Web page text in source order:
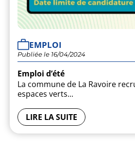
JE
EMPLOI
Publiée le 16/04/2024
Emploi d’été
La commune de La Ravoire
espaces verts...
LIRE LA SUITE